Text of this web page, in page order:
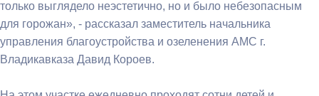
только выглядело неэстетично, но и было небезопасным
для горожан», - рассказал заместитель начальника
управления благоустройства и озеленения АМС г.
Владикавказа Давид Короев.